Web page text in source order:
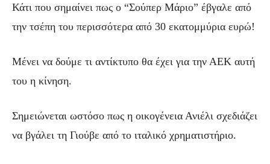
Κάτι που σημαίνει πως ο “Σούπερ Μάριο” έβγαλε από
την τσέπη του περισσότερα από 30 εκατομμύρια ευρώ!
Μένει να δούμε τι αντίκτυπο θα έχει για την ΑΕΚ αυτή
του η κίνηση.
Σημειώνεται ωστόσο πως η οικογένεια Ανιέλι σχεδιάζει
να βγάλει τη Γιούβε από το ιταλικό χρηματιστήριο.